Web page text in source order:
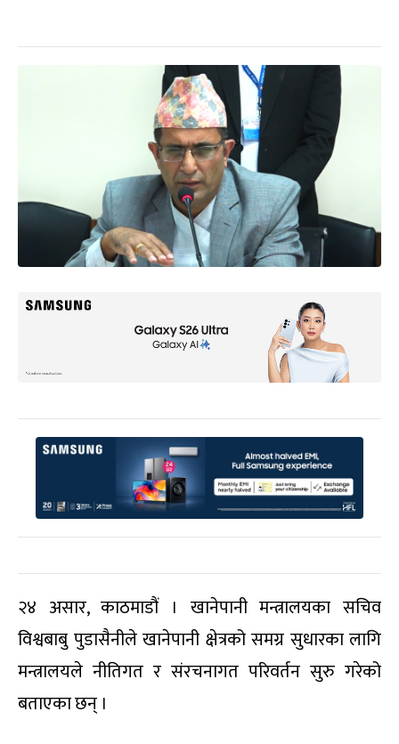
२४ असार, काठमाडौं । खानेपानी मन्त्रालयका सचिव
विश्वबाबु पुडासैनीले खानेपानी क्षेत्रको समग्र सुधारका लागि
मन्त्रालयले नीतिगत र संरचनागत परिवर्तन सुरु गरेको
बताएका छन् ।